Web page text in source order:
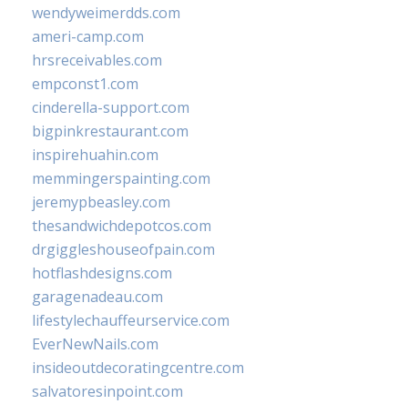
wendyweimerdds.com
ameri-camp.com
hrsreceivables.com
empconst1.com
cinderella-support.com
bigpinkrestaurant.com
inspirehuahin.com
memmingerspainting.com
jeremypbeasley.com
thesandwichdepotcos.com
drgiggleshouseofpain.com
hotflashdesigns.com
garagenadeau.com
lifestylechauffeurservice.com
EverNewNails.com
insideoutdecoratingcentre.com
salvatoresinpoint.com